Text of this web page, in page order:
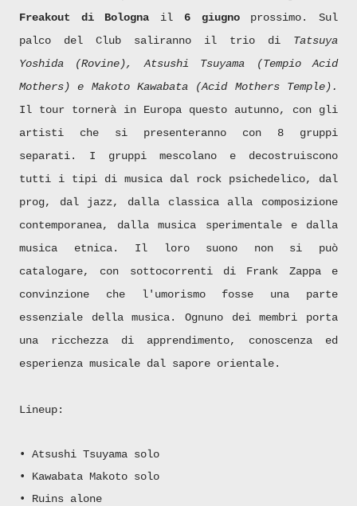
Freakout di Bologna il 6 giugnoprossimo. Sul
palco del Club saliranno il trio di Tatsuya
Yoshida (Rovine), Atsushi Tsuyama (Tempio Acid
Mothers) e Makoto Kawabata (Acid Mothers Temple).
Il tour tornerà in Europa questo autunno, con gli
artisti che si presenteranno con 8 gruppi
separati. I gruppi mescolano e decostruiscono
tutti i tipi di musica dal rock psichedelico, dal
prog, dal jazz, dalla classica alla composizione
contemporanea, dalla musica sperimentale e dalla
musica etnica. Il loro suono non si può
catalogare, con sottocorrenti di Frank Zappa e
convinzione che l'umorismo fosse una parte
essenziale della musica. Ognuno dei membri porta
una ricchezza di apprendimento, conoscenza ed
esperienza musicale dal sapore orientale.
Lineup:
• Atsushi Tsuyama solo
• Kawabata Makoto solo
• Ruins alone